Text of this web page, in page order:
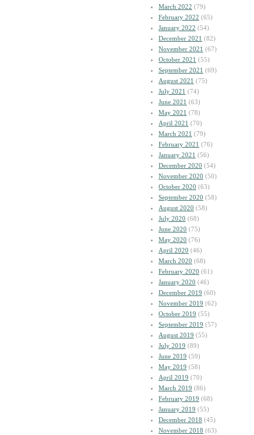
March 2022 (79)
February 2022 (65)
January 2022 (54)
December 2021 (82)
November 2021 (67)
October 2021 (55)
September 2021 (69)
August 2021 (75)
July 2021 (74)
June 2021 (63)
May 2021 (78)
April 2021 (70)
March 2021 (79)
February 2021 (76)
January 2021 (56)
December 2020 (54)
November 2020 (50)
October 2020 (63)
September 2020 (58)
August 2020 (58)
July 2020 (68)
June 2020 (75)
May 2020 (76)
April 2020 (46)
March 2020 (68)
February 2020 (61)
January 2020 (46)
December 2019 (60)
November 2019 (62)
October 2019 (55)
September 2019 (57)
August 2019 (55)
July 2019 (89)
June 2019 (59)
May 2019 (58)
April 2019 (70)
March 2019 (86)
February 2019 (68)
January 2019 (55)
December 2018 (45)
November 2018 (63)